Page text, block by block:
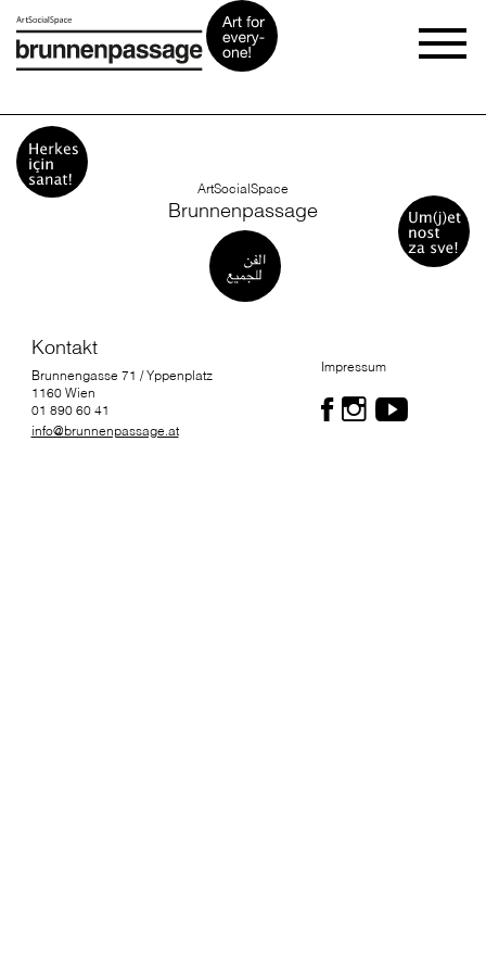
ArtSocialSpace
Brunnenpassage
Kontakt
Brunnengasse 71 / Yppenplatz
1160 Wien
01 890 60 41
info@brunnenpassage.at
Impressum